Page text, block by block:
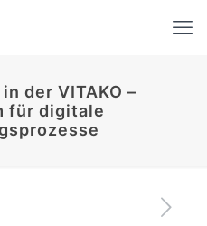
der VITAKO –
für digitale